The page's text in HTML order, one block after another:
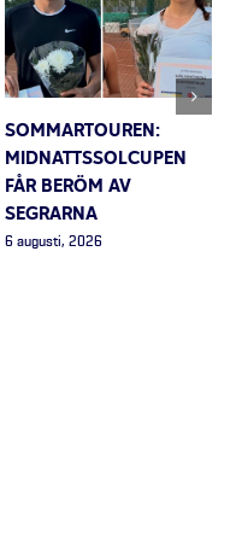
SOMMARTOUREN:
MIDNATTSSOLCUPEN
FÅR BERÖM AV
SEGRARNA
6 augusti, 2026